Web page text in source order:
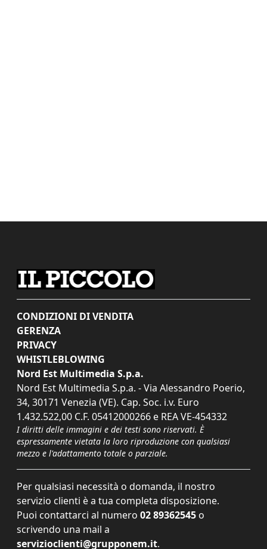
CONDIZIONI DI VENDITA
GERENZA
PRIVACY
WHISTLEBLOWING
Nord Est Multimedia S.p.a.
Nord Est Multimedia S.p.a. - Via Alessandro Poerio,
34, 30171 Venezia (VE). Cap. Soc. i.v. Euro
1.432.522,00 C.F. 05412000266 e REA VE-454332
I diritti delle immagini e dei testi sono riservati. È
espressamente vietata la loro riproduzione con qualsiasi
mezzo e l'adattamento totale o parziale.
Per qualsiasi necessità o domanda, il nostro
servizio clienti è a tua completa disposizione.
Puoi contattarci al numero 02 89362545 o
scrivendo una mail a
servizioclienti@grupponem.it.